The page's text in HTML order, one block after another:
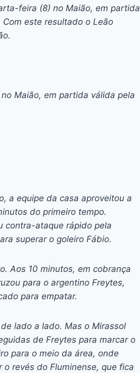
feira (8) no Maião, em partida
este resultado o Leão
Maião, em partida válida pela
a equipe da casa aproveitou a
do primeiro tempo.
contra-ataque rápido pela
superar o goleiro Fábio.
Aos 10 minutos, em cobrança
para o argentino Freytes,
para empatar.
lado a lado. Mas o Mirassol
de Freytes para marcar o
para o meio da área, onde
revés do Fluminense, que fica